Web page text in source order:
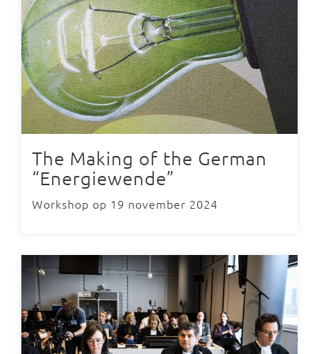
The Making of the German
“Energiewende”
Workshop op 19 november 2024